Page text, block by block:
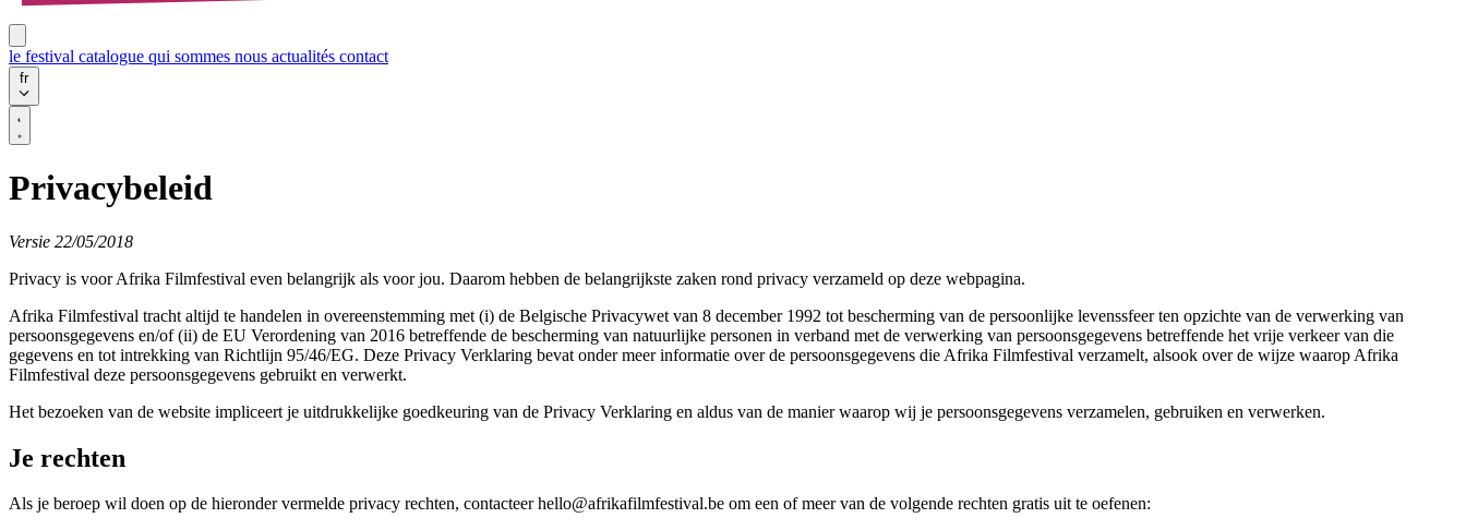
le festival catalogue qui sommes nous actualités contact
fr
Privacybeleid
Versie 22/05/2018
Privacy is voor Afrika Filmfestival even belangrijk als voor jou. Daarom hebben de belangrijkste zaken rond privacy verzameld op deze webpagina.
Afrika Filmfestival tracht altijd te handelen in overeenstemming met (i) de Belgische Privacywet van 8 december 1992 tot bescherming van de persoonlijke levenssfeer ten opzichte van de verwerking van
persoonsgegevens en/of (ii) de EU Verordening van 2016 betreffende de bescherming van natuurlijke personen in verband met de verwerking van persoonsgegevens betreffende het vrije verkeer van die
gegevens en tot intrekking van Richtlijn 95/46/EG. Deze Privacy Verklaring bevat onder meer informatie over de persoonsgegevens die Afrika Filmfestival verzamelt, alsook over de wijze waarop Afrika
Filmfestival deze persoonsgegevens gebruikt en verwerkt.
Het bezoeken van de website impliceert je uitdrukkelijke goedkeuring van de Privacy Verklaring en aldus van de manier waarop wij je persoonsgegevens verzamelen, gebruiken en verwerken.
Je rechten
Als je beroep wil doen op de hieronder vermelde privacy rechten, contacteer hello@afrikafilmfestival.be om een of meer van de volgende rechten gratis uit te oefenen: